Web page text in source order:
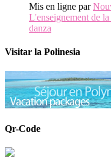
Mis en ligne par
L'enseignement de la
danza
Visitar la Polinesia
Qr-Code